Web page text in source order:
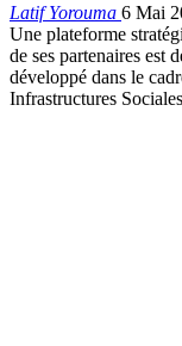
Latif Yorouma 6 Mai
Une plateforme
de ses partenaires est
développé dans le
Infrastructures